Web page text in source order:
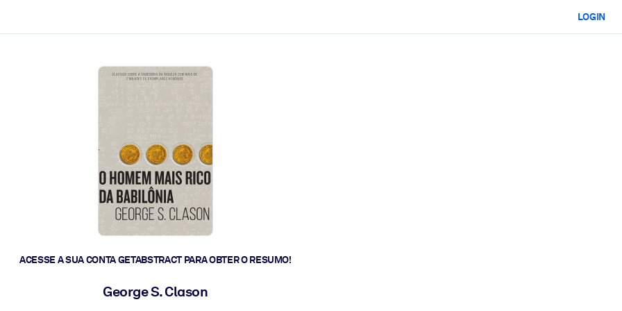
LOGIN
ACESSE A SUA CONTA GETABSTRACT PARA OBTER O RESUMO!
George S. Clason